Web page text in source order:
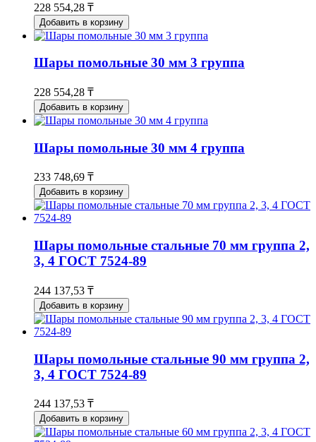
228 554,28 ₸
Добавить в корзину
Шары помольные 30 мм 3 группа
228 554,28 ₸
Добавить в корзину
Шары помольные 30 мм 4 группа
233 748,69 ₸
Добавить в корзину
Шары помольные стальные 70 мм группа 2,
3, 4 ГОСТ 7524-89
244 137,53 ₸
Добавить в корзину
Шары помольные стальные 90 мм группа 2,
3, 4 ГОСТ 7524-89
244 137,53 ₸
Добавить в корзину